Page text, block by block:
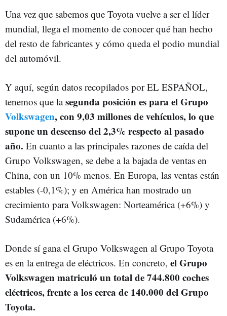
Una vez que sabemos que Toyota vuelve a ser el líder
mundial, llega el momento de conocer qué han hecho
del resto de fabricantes y cómo queda el podio mundial
del automóvil.
Y aquí, según datos recopilados por EL ESPAÑOL,
tenemos que lasegunda posición es para el Grupo
Volkswagen, con 9,03 millones de vehículos, lo que
supone un descenso del 2,3% respecto al pasado
año. En cuanto a las principales razones de caída del
Grupo Volkswagen, se debe a la bajada de ventas en
China, con un 10% menos. En Europa, las ventas están
estables (-0,1%); y en América han mostrado un
crecimiento para Volkswagen: Norteamérica (+6%) y
Sudamérica (+6%).
Donde sí gana el Grupo Volkswagen al Grupo Toyota
es en la entrega de eléctricos. En concreto, el Grupo
Volkswagen matriculó un total de 744.800 coches
eléctricos, frente a los cerca de 140.000 del Grupo
Toyota.